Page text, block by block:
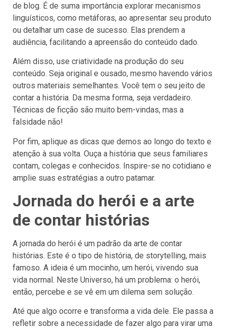
de blog. É de suma importância explorar mecanismos
linguísticos, como metáforas, ao apresentar seu produto
ou detalhar um case de sucesso. Elas prendem a
audiência, facilitando a apreensão do conteúdo dado.
Além disso, use criatividade na produção do seu
conteúdo. Seja original e ousado, mesmo havendo vários
outros materiais semelhantes. Você tem o seu jeito de
contar a história. Da mesma forma, seja verdadeiro.
Técnicas de ficção são muito bem-vindas, mas a
falsidade não!
Por fim, aplique as dicas que demos ao longo do texto e
atenção à sua volta. Ouça a história que seus familiares
contam, colegas e conhecidos. Inspire-se no cotidiano e
amplie suas estratégias a outro patamar.
Jornada do herói e a arte
de contar histórias
A jornada do herói é um padrão da arte de contar
histórias. Este é o tipo de história, de storytelling, mais
famoso. A ideia é um mocinho, um herói, vivendo sua
vida normal. Neste Universo, há um problema: o herói,
então, percebe e se vê em um dilema sem solução.
Até que algo ocorre e transforma a vida dele. Ele passa a
refletir sobre a necessidade de fazer algo para virar uma